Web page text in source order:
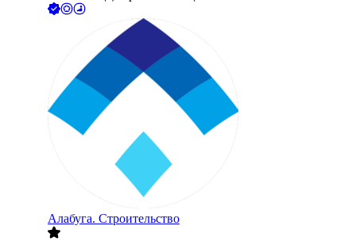
Алабуга. Строительство